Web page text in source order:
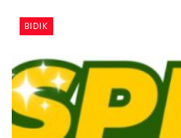
BIDIK